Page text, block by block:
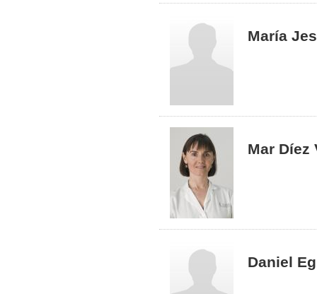
María
Mar Díez
Daniel